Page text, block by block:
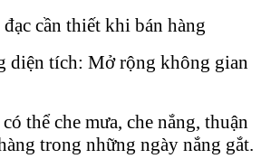
cần thiết khi bán hàng
diện tích: Mở rộng không gian
thể che mưa, che nắng, thuận
trong những ngày nắng gắt.